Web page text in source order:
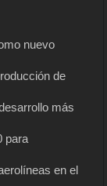
nuevo
de
más
para
en el